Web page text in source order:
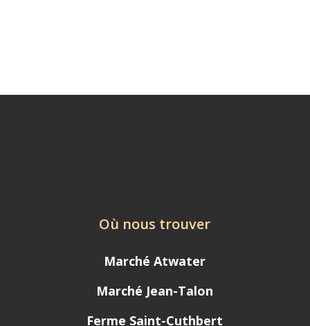
Où nous trouver
Marché Atwater
Marché Jean-Talon
Ferme Saint-Cuthbert